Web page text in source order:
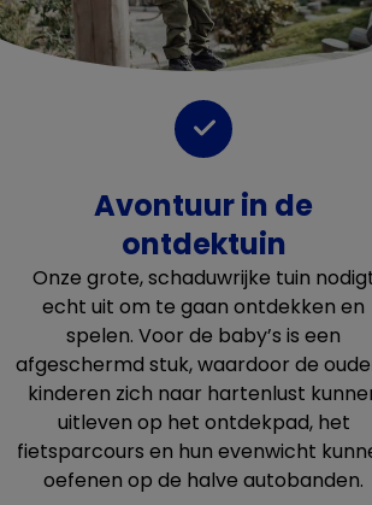
Avontuur in de
ontdektuin
Onze grote, schaduwrijke tuin
echt uit om te gaan ontdekken en
spelen. Voor de baby’s is een
afgeschermd stuk, waardoor de
kinderen zich naar hartenlust
uitleven op het ontdekpad, het
fietsparcours en hun evenwicht
oefenen op de halve autobanden.